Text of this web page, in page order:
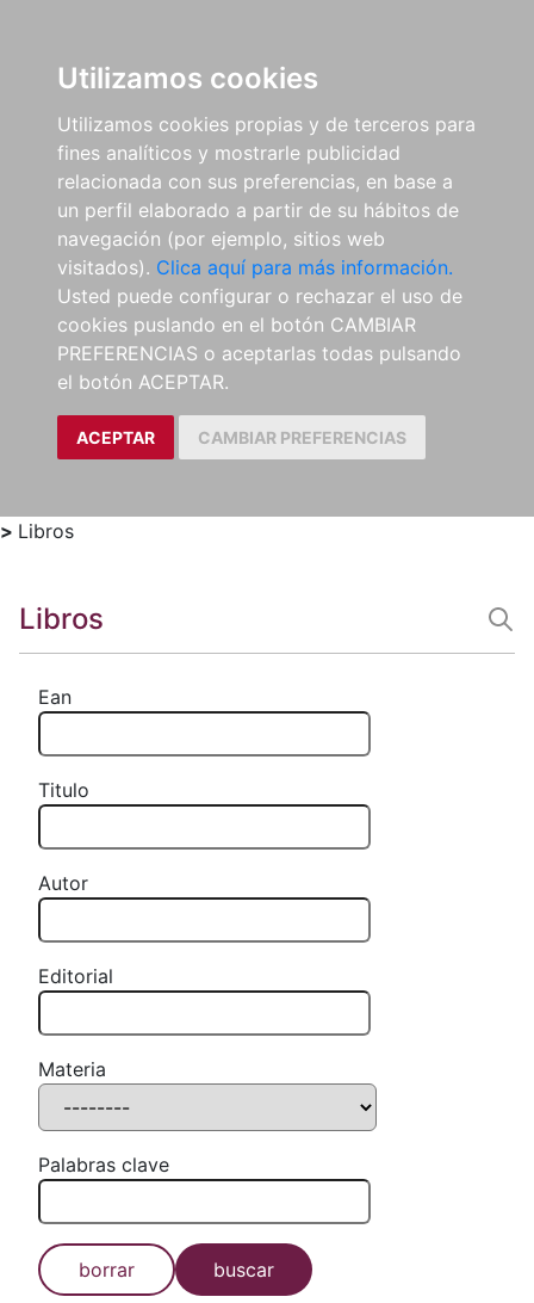
Utilizamos cookies
Utilizamos cookies propias y de terceros para
fines analíticos y mostrarle publicidad
relacionada con sus preferencias, en base a
un perfil elaborado a partir de su hábitos de
navegación (por ejemplo, sitios web
visitados). Clica aquí para más información.
Usted puede configurar o rechazar el uso de
cookies puslando en el botón CAMBIAR
PREFERENCIAS o aceptarlas todas pulsando
el botón ACEPTAR.
ACEPTAR CAMBIAR PREFERENCIAS
> Libros
Libros
Ean
Titulo
Autor
Editorial
Materia
Palabras clave
borrar buscar